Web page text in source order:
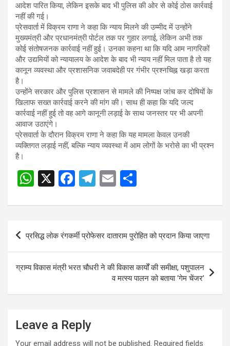
आदेश पारित किया, लेकिन इसके बाद भी पुलिस की ओर से कोई ठोस कार्रवाई
नहीं की गई।
प्रेसवार्ता में विक्रम राणा ने कहा कि न्याय मिलने की उम्मीद में उन्होंने
मुख्यमंत्री और प्रधानमंत्री पोर्टल तक पर गुहार लगाई, लेकिन अभी तक
कोई संतोषजनक कार्रवाई नहीं हुई। उनका कहना था कि यदि आम नागरिकों
और उद्यमियों को न्यायालय के आदेश के बाद भी न्याय नहीं मिल पाता है तो यह
कानून व्यवस्था और प्रशासनिक जवाबदेही पर गंभीर प्रश्नचिह्न खड़ा करता
है।
उन्होंने सरकार और पुलिस प्रशासन से मामले की निष्पक्ष जांच कर दोषियों के
खिलाफ सख्त कार्रवाई करने की मांग की। साथ ही कहा कि यदि जल्द
कार्रवाई नहीं हुई तो वह आगे कानूनी लड़ाई के साथ जनस्तर पर भी अपनी
आवाज उठाएंगे।
प्रेसवार्ता के दौरान विक्रम राणा ने कहा कि यह मामला केवल उनकी
व्यक्तिगत लड़ाई नहीं, बल्कि न्याय व्यवस्था में आम लोगों के भरोसे का भी प्रश्न
है।
PostW
at
s
A
p
p
X
F
ce
b
o
o
k
T
e
a
m
E
ail ar
e
Post
navigation
प्रसिद्ध लोक रंगकर्मी प्रोफेसर दाताराम पुरोहित को प्रदान किया जाएगा
ग्राम्य विकास मंत्री भरत चौधरी ने की विकास कार्यों की समीक्षा, पशुपालन
व मत्स्य पालन को बताया ‘गेम चेंजर’
Leave a Reply
Your email address will not be published. Required fields